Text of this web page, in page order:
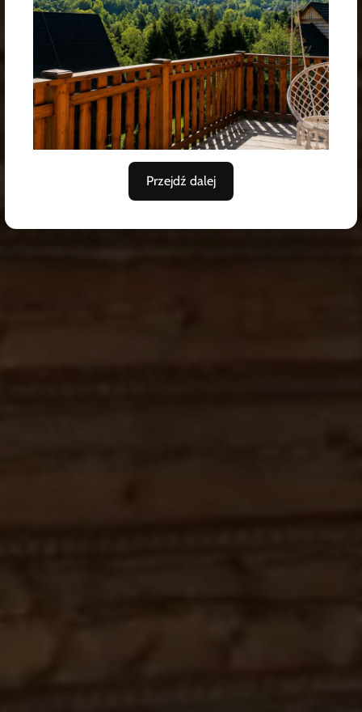
Przejdź dalej
Komfort, spokój i relaks dla całej rodziny
ZOBACZ MIEJSCE KTÓRE CIĘ ZACHWYCI